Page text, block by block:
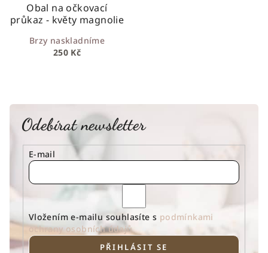
Obal na očkovací
průkaz - květy magnolie
250 Kč
Brzy naskladníme
Odebírat newsletter
E-mail
Vložením e-mailu souhlasíte s podmínkami
ochrany osobních údajů
PŘIHLÁSIT SE